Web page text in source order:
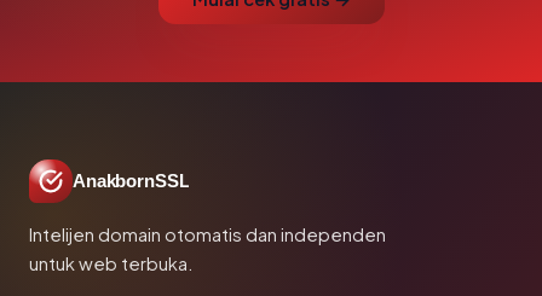
AnakbornSSL
Intelijen domain otomatis dan independen
untuk web terbuka.